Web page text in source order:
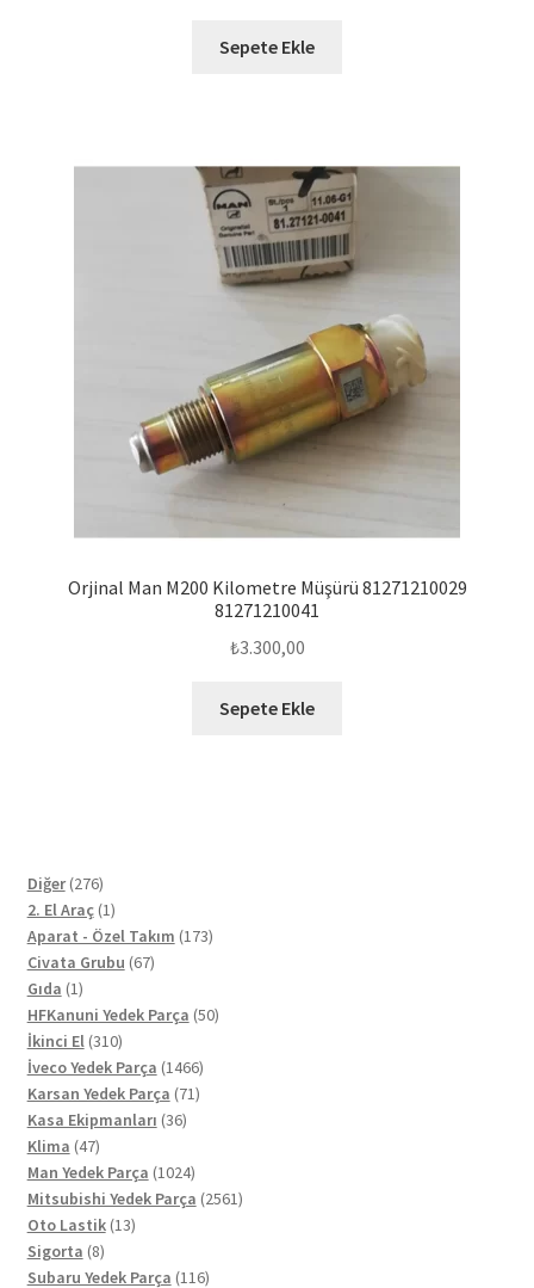
Sepete Ekle
Orjinal Man M200 Kilometre Müşürü 81271210029
81271210041
₺3.300,00
Sepete Ekle
Diğer 276276
ürün
2. El Araç 11
ürün
Aparat - Özel Takım 173173
Civata Grubu 6767
Gıda 11
ürün
HFKanuni Yedek Parça 5050
İkinci El 310310
ürün
İveco Yedek Parça 14661466
ürün
Karsan Yedek Parça 7171
Kasa Ekipmanları 3636
Klima 4747
ürün
Man Yedek Parça 10241024
ürün
Mitsubishi Yedek Parça 25612561
Oto Lastik 1313
Sigorta 88
ürün
Subaru Yedek Parça 116116